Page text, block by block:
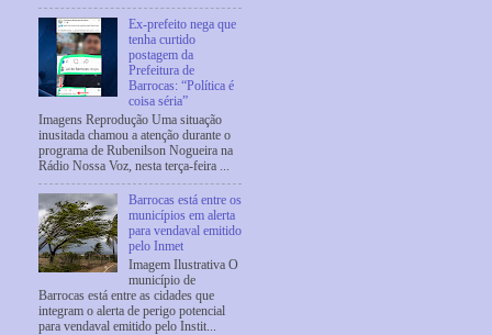
Ex-prefeito nega que
tenha curtido
postagem da
Prefeitura de
Barrocas: “Política é
coisa séria”
Imagens Reprodução Uma situação
inusitada chamou a atenção durante o
programa de Rubenilson Nogueira na
Rádio Nossa Voz, nesta terça-feira ...
Barrocas está entre os
municípios em alerta
para vendaval emitido
pelo Inmet
Imagem Ilustrativa O
município de
Barrocas está entre as cidades que
integram o alerta de perigo potencial
para vendaval emitido pelo Instit...